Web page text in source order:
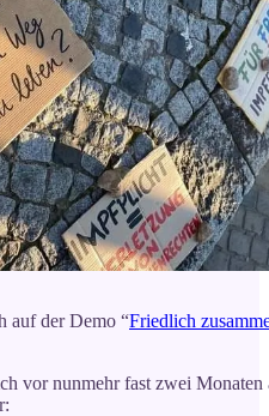
auf der Demo “Friedlich
vor nunmehr fast zwei